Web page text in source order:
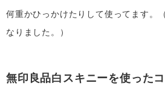
何重かひっかけたりして使ってます。
なりました。）
無印良品白スキニーを使った